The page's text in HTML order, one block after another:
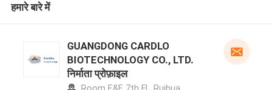
हमारे बारे में
GUANGDONG CARDLO
BIOTECHNOLOGY CO., LTD.
निर्माता प्रोफ़ाइल